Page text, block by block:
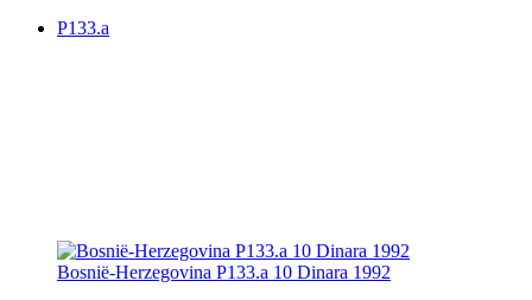
P133.a
Bosnië-Herzegovina P133.a 10 Dinara 1992